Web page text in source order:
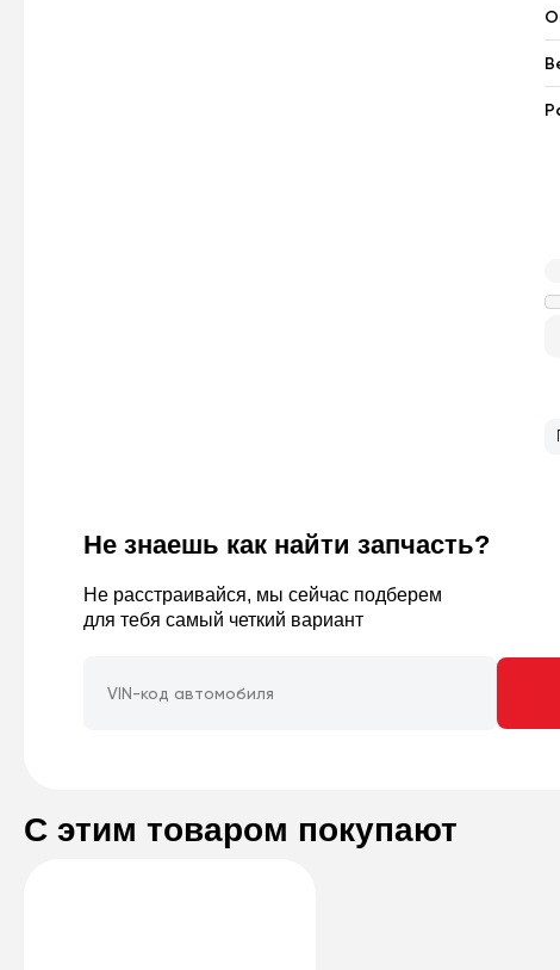
Не знаешь как найти запчасть?
Не расстраивайся, мы сейчас подберем
для тебя самый четкий вариант
С этим товаром покупают